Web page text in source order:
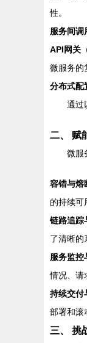
性。
服务间调
API网关
微服务的
分布式
通过
二、 赋
微服
容错与熔
的持续可
链路追
了清晰的
服务监
情况、请
持续交付
部署和滚
三、 挑